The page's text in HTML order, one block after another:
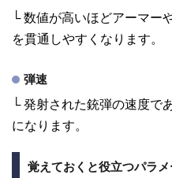
└ 数値が高いほどアーマー
を貫通しやすくなります。
弾速
└ 発射された銃弾の速度で
になります。
覚えておくと役立つパラメ